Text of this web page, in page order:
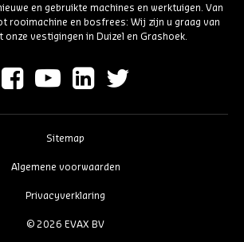
en gebruikte machines en werktuigen. Van
rooimachine en bosfrees: Wij zijn u graag van
onze vestigingen in Duizel en Grashoek.
© 2026 EVAX BV
Sitemap
Algemene voorwaarden
Privacyverklaring